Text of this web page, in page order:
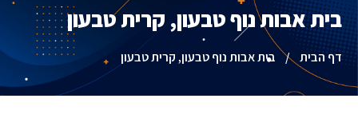
בית אבות נוף טבעון, קרית טבעון
דף הבית / בית אבות נוף טבעון, קרית טבעון